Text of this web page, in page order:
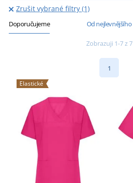
Zrušit vybrané filtry (1)
Doporučujeme Od nejlevnějšího
Zobrazuji 1-7 z 7
1
Elastické